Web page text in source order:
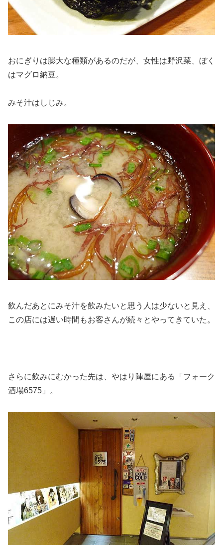
おにぎりは膨大な種類があるのだが、女性は野沢菜、ぼく
はマグロ納豆。
みそ汁はしじみ。
飲んだあとにみそ汁を飲みたいと思う人は少ないと見え、
この店には遅い時間もお客さんが続々とやってきていた。
さらに飲みにむかった先は、やはり陣屋にある「フォーク
酒場6575」。